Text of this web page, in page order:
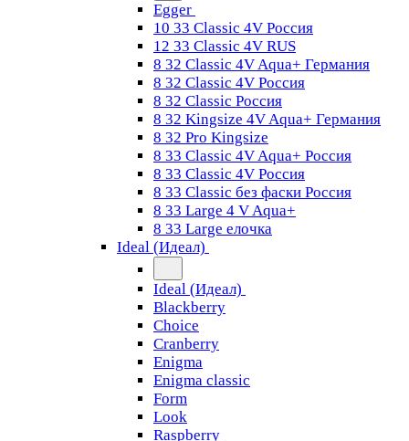
Egger
10 33 Classic 4V Россия
12 33 Classic 4V RUS
8 32 Classic 4V Aqua+ Германия
8 32 Classic 4V Россия
8 32 Classic Россия
8 32 Kingsize 4V Aqua+ Германия
8 32 Pro Kingsize
8 33 Classic 4V Aqua+ Россия
8 33 Classic 4V Россия
8 33 Classic без фаски Россия
8 33 Large 4 V Aqua+
8 33 Large елочка
Ideal (Идеал)
Ideal (Идеал)
Blackberry
Choice
Cranberry
Enigma
Enigma classic
Form
Look
Raspberry